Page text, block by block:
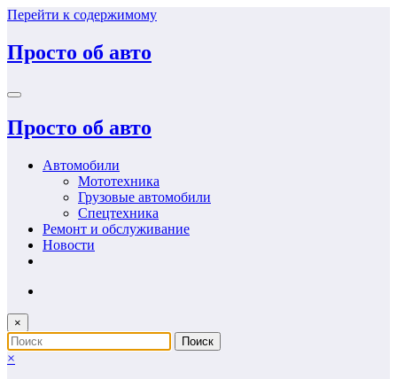
Перейти к содержимому
Просто об авто
Просто об авто
Автомобили
Мототехника
Грузовые автомобили
Спецтехника
Ремонт и обслуживание
Новости
×
×